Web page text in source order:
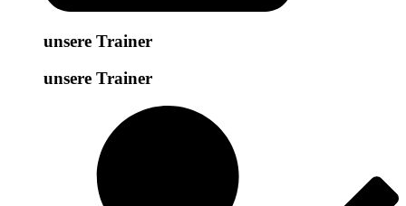
unsere Trainer
unsere Trainer